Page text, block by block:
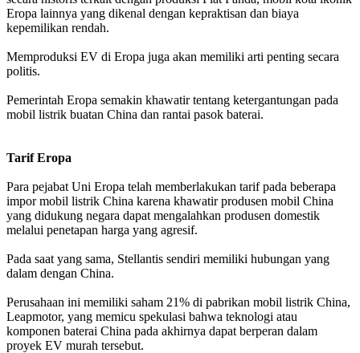
Eropa lainnya yang dikenal dengan kepraktisan dan biaya
kepemilikan rendah.
Memproduksi EV di Eropa juga akan memiliki arti penting secara
politis.
Pemerintah Eropa semakin khawatir tentang ketergantungan pada
mobil listrik buatan China dan rantai pasok baterai.
Tarif Eropa
Para pejabat Uni Eropa telah memberlakukan tarif pada beberapa
impor mobil listrik China karena khawatir produsen mobil China
yang didukung negara dapat mengalahkan produsen domestik
melalui penetapan harga yang agresif.
Pada saat yang sama, Stellantis sendiri memiliki hubungan yang
dalam dengan China.
Perusahaan ini memiliki saham 21% di pabrikan mobil listrik China,
Leapmotor, yang memicu spekulasi bahwa teknologi atau
komponen baterai China pada akhirnya dapat berperan dalam
proyek EV murah tersebut.